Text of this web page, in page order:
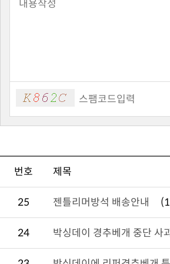
번호 제목
25 젠틀리머방석 배송안내
24 박싱데이 경추베개 중단 사